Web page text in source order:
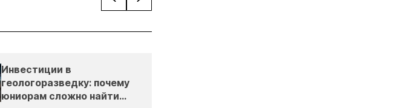
Инвестиции в
геологоразведку: почему
юниорам сложно найти